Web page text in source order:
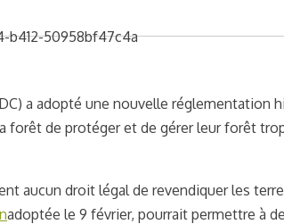
a adopté une nouvelle réglementation
forêt de protéger et de gérer leur forêt
aucun droit légal de revendiquer les
adoptée le 9 février, pourrait permettre à